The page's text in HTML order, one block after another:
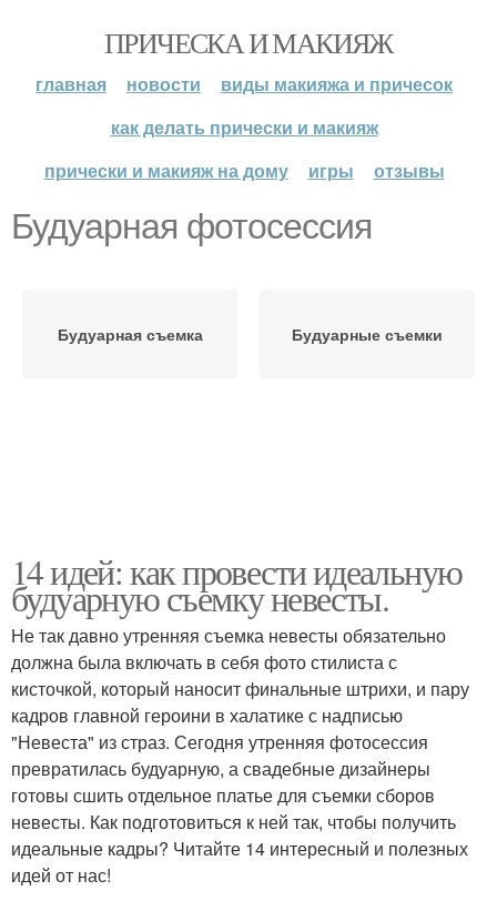
ПРИЧЕСКА И МАКИЯЖ
главная новости
виды макияжа и причесок
как делать прически и макияж
прически и макияж на дому
игры отзывы
Будуарная фотосессия
Будуарная съемка Будуарные съемки
14 идей: как провести идеальную
будуарную съемку невесты.
Не так давно утренняя съемка невесты обязательно
должна была включать в себя фото стилиста с
кисточкой, который наносит финальные штрихи, и пару
кадров главной героини в халатике с надписью
"Невеста" из страз. Сегодня утренняя фотосессия
превратилась будуарную, а свадебные дизайнеры
готовы сшить отдельное платье для съемки сборов
невесты. Как подготовиться к ней так, чтобы получить
идеальные кадры? Читайте 14 интересный и полезных
идей от нас!